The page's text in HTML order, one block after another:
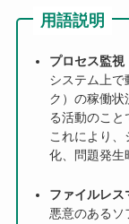
用語説明
プロセス監視
システム上で
ク）の稼働状
る活動のこと
これにより
化、問題発生
ファイルレス
悪意のあるソ